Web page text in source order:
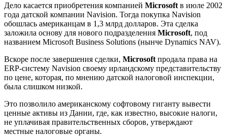
Дело касается приобретения компанией Microsoft в июле 2002
года датской компании Navision. Тогда покупка Navision
обошлась американцам в 1,3 млрд долларов. Эта сделка
заложила основу для нового подразделения Microsoft, под
названием Microsoft Business Solutions (нынче Dynamics NAV).
Вскоре после завершения сделки, Microsoft продала права на
ERP-систему Navision своему ирландскому представительству
по цене, которая, по мнению датской налоговой инспекции,
была слишком низкой.
Это позволило американскому софтовому гиганту вывести
ценные активы из Дании, где, как известно, высокие налоги,
не уплачивая правительственных сборов, утверждают
местные налоговые органы.